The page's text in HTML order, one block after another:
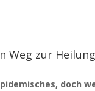
Weg zur
doch